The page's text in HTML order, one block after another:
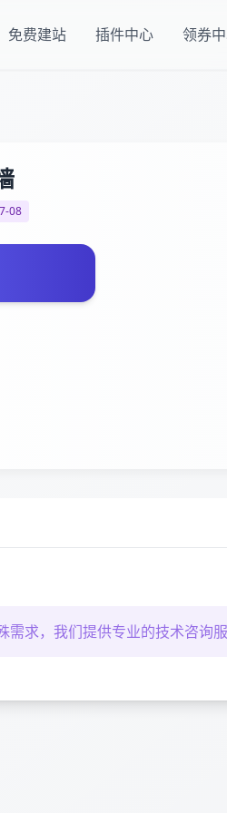
免费建站 插件中心 领券
08
求，我们提供专业的技术咨询